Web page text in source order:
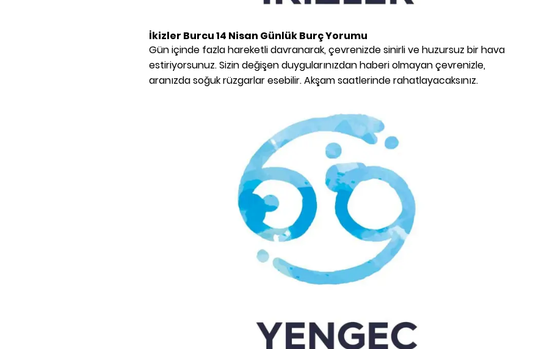
İkizler Burcu14 Nisan Günlük Burç Yorumu
Gün içinde fazla hareketli davranarak, çevrenizde sinirli ve huzursuz bir hava
estiriyorsunuz. Sizin değişen duygularınızdan haberi olmayan çevrenizle,
aranızda soğuk rüzgarlar esebilir. Akşam saatlerinde rahatlayacaksınız.